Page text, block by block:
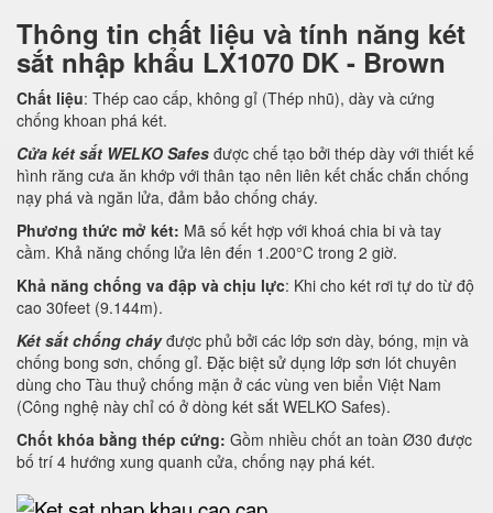
Thông tin chất liệu và tính năng két
sắt nhập khẩu LX1070 DK - Brown
Chất liệu: Thép cao cấp, không gỉ (Thép nhũ), dày và cứng
chống khoan phá két.
Cửa két sắt WELKO Safes được chế tạo bởi thép dày với thiết kế
hình răng cưa ăn khớp với thân tạo nên liên kết chắc chắn chống
nạy phá và ngăn lửa, đảm bảo chống cháy.
Phương thức mở két: Mã số kết hợp với khoá chia bi và tay
cầm. Khả năng chống lửa lên đến 1.200°C trong 2 giờ.
Khả năng chống va đập và chịu lực: Khi cho két rơi tự do từ độ
cao 30feet (9.144m).
Két sắt chống cháyđược phủ bởi các lớp sơn dày, bóng, mịn và
chống bong sơn, chống gỉ. Đặc biệt sử dụng lớp sơn lót chuyên
dùng cho Tàu thuỷ chống mặn ở các vùng ven biển Việt Nam
(Công nghệ này chỉ có ở dòng két sắt WELKO Safes).
Chốt khóa bằng thép cứng: Gồm nhiều chốt an toàn Ø30 được
bố trí 4 hướng xung quanh cửa, chống nạy phá két.